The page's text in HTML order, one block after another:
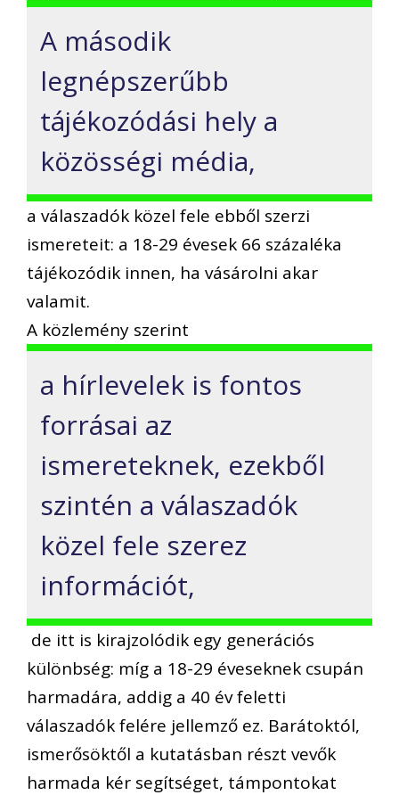
A második
legnépszerűbb
tájékozódási hely a
közösségi média,
a válaszadók közel fele ebből szerzi
ismereteit: a 18-29 évesek 66 százaléka
tájékozódik innen, ha vásárolni akar
valamit.
A közlemény szerint
a hírlevelek is fontos
forrásai az
ismereteknek, ezekből
szintén a válaszadók
közel fele szerez
információt,
de itt is kirajzolódik egy generációs
különbség: míg a 18-29 éveseknek csupán
harmadára, addig a 40 év feletti
válaszadók felére jellemző ez. Barátoktól,
ismerősöktől a kutatásban részt vevők
harmada kér segítséget, támpontokat